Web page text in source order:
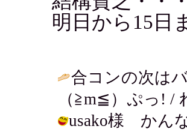
明日から15日
合コンの次は
（≧m≦）ぷっ! /
usako様 かん